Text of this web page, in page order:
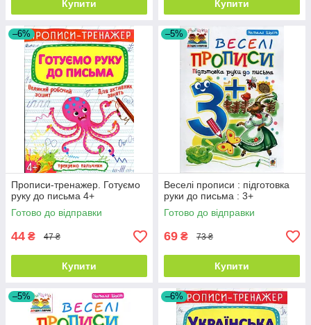
Купити Купити
–6%
Прописи-тренажер. Готуємо
руку до письма 4+
Готово до відправки
44 ₴ 47 ₴
Купити
–5%
Веселі прописи : підготовка
руки до письма : 3+
Готово до відправки
69 ₴ 73 ₴
Купити
–5% –6%